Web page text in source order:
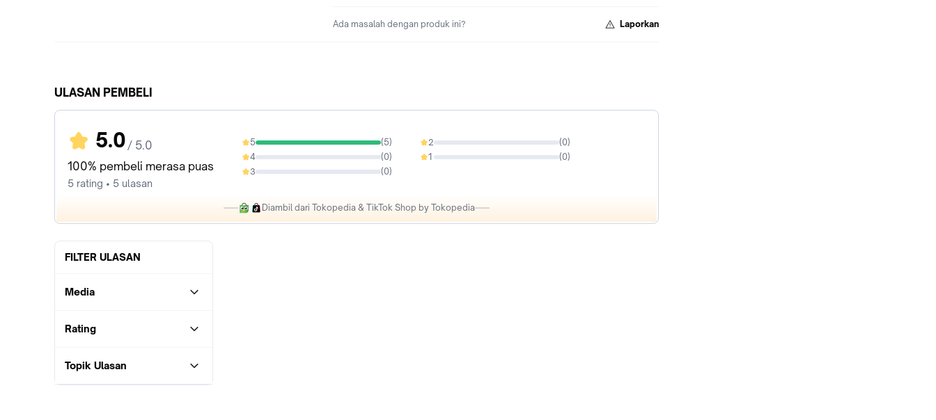
Ada masalah dengan produk ini? Laporkan
ULASAN PEMBELI
5.0 / 5.0
100% pembeli merasa puas
5 rating • 5 ulasan
5 (5)
100%
4 (0)
0%
3 (0)
0%
2 (0)
0%
1 (0)
0%
Diambil dari Tokopedia & TikTok Shop by Tokopedia
FILTER ULASAN
Media
Rating
Topik Ulasan